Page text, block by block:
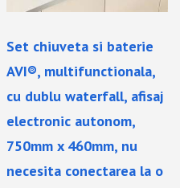
Set chiuveta si baterie
AVI®, multifunctionala,
cu dublu waterfall, afisaj
electronic autonom,
750mm x 460mm, nu
necesita conectarea la o